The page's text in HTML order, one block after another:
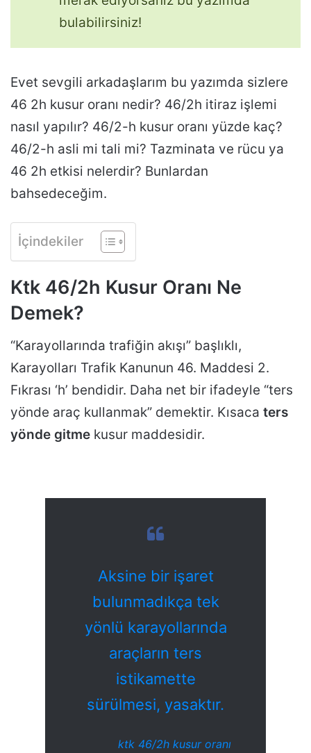
bulabilirsiniz!
Evet sevgili arkadaşlarım bu yazımda sizlere
46 2h kusur oranı nedir? 46/2h itiraz işlemi
nasıl yapılır? 46/2-h kusur oranı yüzde kaç?
46/2-h asli mi tali mi? Tazminata ve rücu ya
46 2h etkisi nelerdir? Bunlardan
bahsedeceğim.
İçindekiler
Ktk 46/2h Kusur Oranı Ne
Demek?
“Karayollarında trafiğin akışı” başlıklı,
Karayolları Trafik Kanunun 46. Maddesi 2.
Fıkrası ‘h’ bendidir. Daha net bir ifadeyle “ters
yönde araç kullanmak” demektir. Kısaca ters
yönde gitme kusur maddesidir.
Aksine bir işaret
bulunmadıkça tek
yönlü karayollarında
araçların ters
istikamette
sürülmesi, yasaktır.
ktk 46/2h kusur oranı